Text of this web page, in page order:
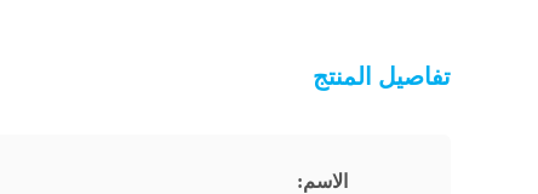
تفاصيل المنتج
الاسم: